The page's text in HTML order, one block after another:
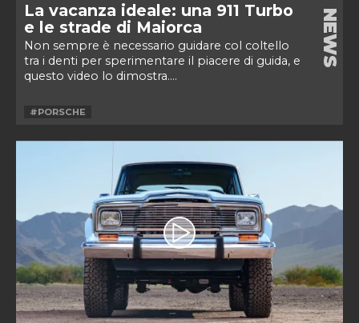
La vacanza ideale: una 911 Turbo
e le strade di Maiorca
Non sempre è necessario guidare col coltello
tra i denti per sperimentare il piacere di guida, e
questo video lo dimostra....
NEWS
#PORSCHE